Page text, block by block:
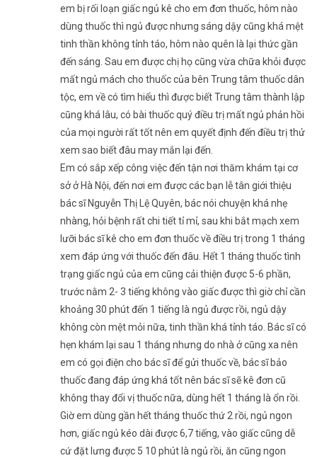
em bị rối loạn giấc ngủ kê cho em đơn thuốc, hôm nào
dùng thuốc thì ngủ được nhưng sáng dậy cũng khá mệt
tinh thần không tỉnh táo, hôm nào quên là lại thức gần
đến sáng. Sau em được chị họ cũng vừa chữa khỏi được
mất ngủ mách cho thuốc của bên Trung tâm thuốc dân
tộc, em về có tìm hiểu thì được biết Trung tâm thành lập
cũng khá lâu, có bài thuốc quý điều trị mất ngủ phản hồi
của mọi người rất tốt nên em quyết định đến điều trị thử
xem sao biết đâu may mắn lại đến.
Em có sắp xếp công việc đến tận nơi thăm khám tại cơ
sở ở Hà Nội, đến nơi em được các bạn lễ tân giới thiệu
bác sĩ Nguyễn Thị Lệ Quyên, bác nói chuyện khá nhẹ
nhàng, hỏi bệnh rất chi tiết tỉ mỉ, sau khi bắt mạch xem
lưỡi bác sĩ kê cho em đơn thuốc về điều trị trong 1 tháng
xem đáp ứng với thuốc đến đâu. Hết 1 tháng thuốc tình
trạng giấc ngủ của em cũng cải thiện được 5-6 phần,
trước nằm 2- 3 tiếng không vào giấc được thì giờ chỉ cần
khoảng 30 phút đến 1 tiếng là ngủ được rồi, ngủ dậy
không còn mệt mỏi nữa, tinh thần khá tỉnh táo. Bác sĩ có
hẹn khám lại sau 1 tháng nhưng do nhà ở cũng xa nên
em có gọi điện cho bác sĩ để gửi thuốc về, bác sĩ bảo
thuốc đang đáp ứng khá tốt nên bác sĩ sẽ kê đơn cũ
không thay đổi vị thuốc nữa, dùng hết 1 tháng là ổn rồi.
Giờ em dùng gần hết tháng thuốc thứ 2 rồi, ngủ ngon
hơn, giấc ngủ kéo dài được 6,7 tiếng, vào giấc cũng dễ
cứ đặt lưng được 5 10 phút là ngủ rồi, ăn cũng ngon